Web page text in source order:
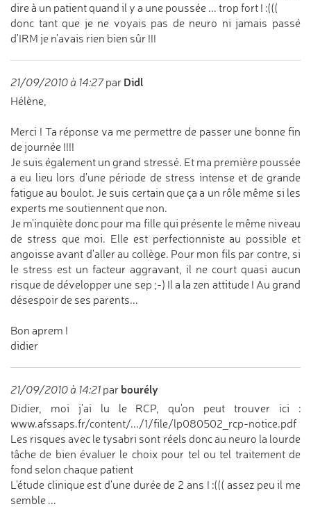
dire à un patient quand il y a une poussée ... trop fort ! :(((
donc tant que je ne voyais pas de neuro ni jamais passé
d'IRM je n'avais rien bien sûr !!!
21/09/2010 à 14:27par Didl
Hélène,
Merci ! Ta réponse va me permettre de passer une bonne fin
de journée !!!!
Je suis également un grand stressé. Et ma première poussée
a eu lieu lors d'une période de stress intense et de grande
fatigue au boulot. Je suis certain que ça a un rôle même si les
experts me soutiennent que non.
Je m'inquiète donc pour ma fille qui présente le même niveau
de stress que moi. Elle est perfectionniste au possible et
angoisse avant d'aller au collège. Pour mon fils par contre, si
le stress est un facteur aggravant, il ne court quasi aucun
risque de développer une sep ;-) Il a la zen attitude ! Au grand
désespoir de ses parents...
Bon aprem !
didier
21/09/2010 à 14:21 par bourély
Didier, moi j'ai lu le RCP, qu'on peut trouver ici :
www.afssaps.fr/content/.../1/file/lp080502_rcp-notice.pdf
Les risques avec le tysabri sont réels donc au neuro la lourde
tâche de bien évaluer le choix pour tel ou tel traitement de
fond selon chaque patient
L'étude clinique est d'une durée de 2 ans ! :((( assez peu il me
semble ...